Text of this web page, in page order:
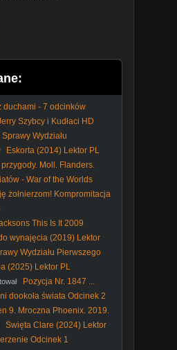
duchami - 7 odcinków
Szybcy i Kudłaci HD
Sprawy Wydziału
Eskorta (2014) Lektor PL
przygody. Moll. Flanders.
- War of the Worlds
żołnierzom! Kompromitacja
This Is It 2009
wynajęcia (2019) Lektor
Wydziału Pierwszego
(2025) Lektor PL
Pozycja Nr. 1847 ...
dookoła świata Odcinek 2
9. Mroczna Phoenix. 2019.
Święta Clare (2024) Lektor
Odcinek 1